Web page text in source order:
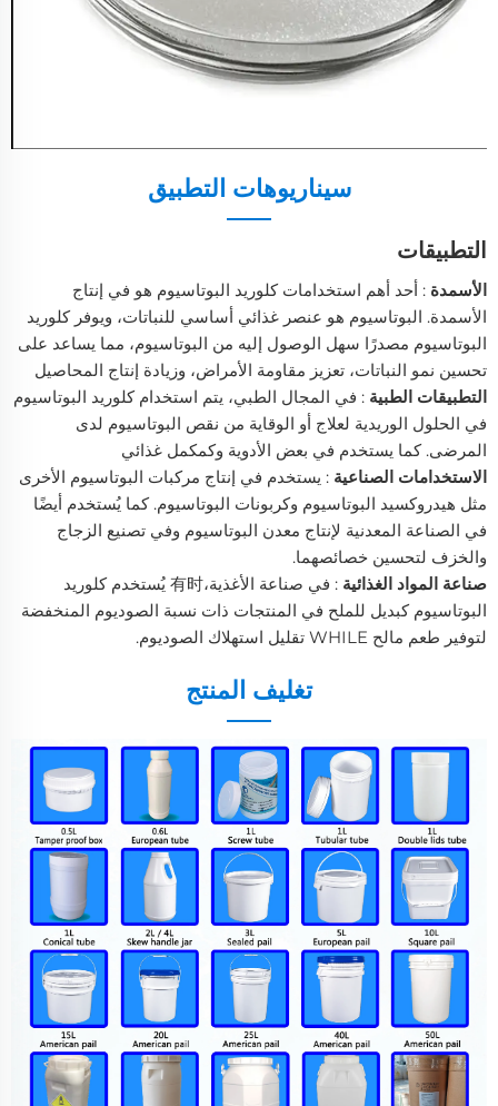
سيناريوهات التطبيق
التطبيقات
الأسمدة : أحد أهم استخدامات كلوريد البوتاسيوم هو في إنتاج
الأسمدة. البوتاسيوم هو عنصر غذائي أساسي للنباتات، ويوفر كلوريد
البوتاسيوم مصدرًا سهل الوصول إليه من البوتاسيوم، مما يساعد على
تحسين نمو النباتات، تعزيز مقاومة الأمراض، وزيادة إنتاج المحاصيل
التطبيقات الطبية : في المجال الطبي، يتم استخدام كلوريد البوتاسيوم
في الحلول الوريدية لعلاج أو الوقاية من نقص البوتاسيوم لدى
المرضى. كما يستخدم في بعض الأدوية وكمكمل غذائي
الاستخدامات الصناعية : يستخدم في إنتاج مركبات البوتاسيوم الأخرى
مثل هيدروكسيد البوتاسيوم وكربونات البوتاسيوم. كما يُستخدم أيضًا
في الصناعة المعدنية لإنتاج معدن البوتاسيوم وفي تصنيع الزجاج
والخزف لتحسين خصائصهما.
صناعة المواد الغذائية
: في صناعة الأغذية،有时 يُستخدم كلوريد
البوتاسيوم كبديل للملح في المنتجات ذات نسبة الصوديوم المنخفضة
لتوفير طعم مالح WHILE تقليل استهلاك الصوديوم.
تغليف المنتج